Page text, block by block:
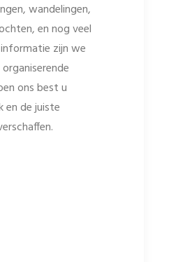
wandelingen,
en nog veel
zijn we
ons best u
en de juiste